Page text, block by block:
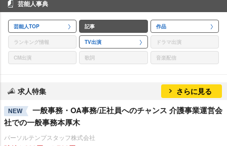
芸能人事典
芸能人TOP 記事 作品
ランキング情報 TV出演 ドラマ出演
CM出演 歌詞 音楽配信
求人特集 さらに見る
NEW
一般事務・OA事務/正社員へのチャンス 介護事業運営会
社での一般事務本厚木
パーソルテンプスタッフ株式会社